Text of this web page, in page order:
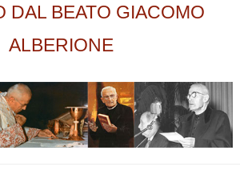
DAL BEATO GIACOMO
ALBERIONE